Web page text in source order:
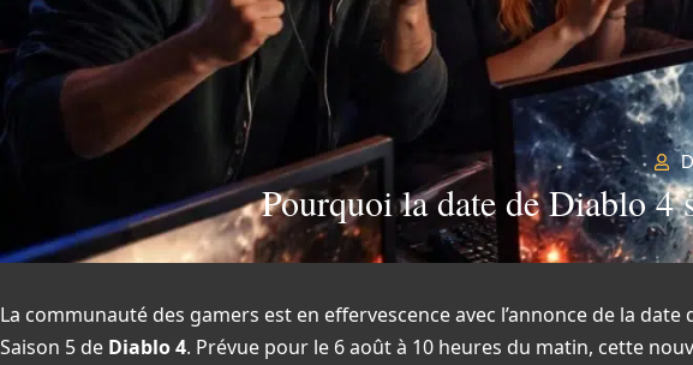
Pourquoi la date de Diablo 4
La communauté des gamers est en effervescence avec l’annonce de la date
Saison 5 de Diablo 4. Prévue pour le 6 août à 10 heures du matin, cette